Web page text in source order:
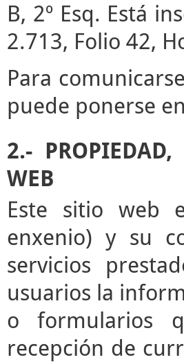
B, 2º Esq. Está
2.713, Folio 42,
Para
puede ponerse
2.-
WEB
Este sitio web
enxenio) y su
servicios
usuarios la
o formularios
recepción de